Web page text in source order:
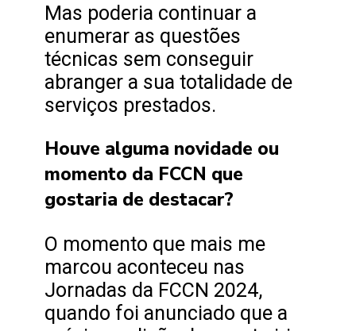
Mas poderia continuar a
enumerar as questões
técnicas sem conseguir
abranger a sua totalidade de
serviços prestados.
Houve alguma novidade ou
momento da FCCN que
gostaria de destacar?
O momento que mais me
marcou aconteceu nas
Jornadas da FCCN 2024,
quando foi anunciado que a